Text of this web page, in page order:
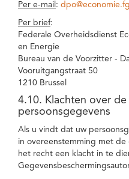
Per e-mail :
Per brief:
Federale Overheidsdienst
en Energie
Bureau van de Voorzitter -
Vooruitgangstraat 50
1210 Brussel
4.10. Klachten over
persoonsgegevens
Als u vindt dat uw
in overeenstemming met
het recht een klacht in te